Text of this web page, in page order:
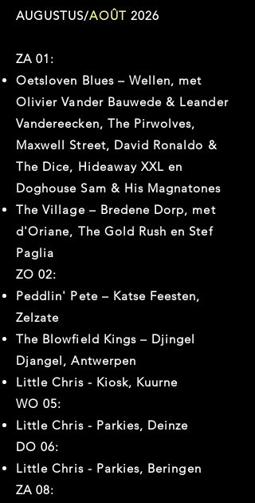
AUGUSTUS/AOÛT 2026
ZA 01:
Oetsloven Blues – Wellen, met
Olivier Vander Bauwede & Leander
Vandereecken, The Pirwolves,
Maxwell Street, David Ronaldo &
The Dice, Hideaway XXL en
Doghouse Sam & His Magnatones
The Village – Bredene Dorp, met
d'Oriane, The Gold Rush en Stef
Paglia
ZO 02:
Peddlin' Pete – Katse Feesten,
Zelzate
The Blowfield Kings – Djingel
Djangel, Antwerpen
Little Chris - Kiosk, Kuurne
WO 05:
Little Chris - Parkies, Deinze
DO 06:
Little Chris - Parkies, Beringen
ZA 08: